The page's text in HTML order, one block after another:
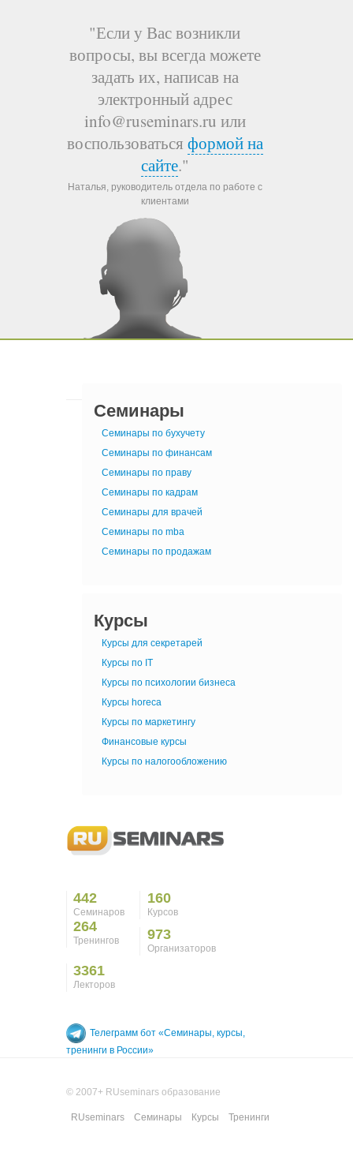
"Если у Вас возникли
вопросы, вы всегда можете
задать их, написав на
электронный адрес
info@ruseminars.ru или
воспользоваться формой на
сайте."
Наталья, руководитель отдела по работе с
клиентами
Семинары
Семинары по бухучету
Семинары по финансам
Семинары по праву
Семинары по кадрам
Семинары для врачей
Семинары по mba
Семинары по продажам
Курсы
Курсы для секретарей
Курсы по IT
Курсы по психологии бизнеса
Курсы horeca
Курсы по маркетингу
Финансовые курсы
Курсы по налогообложению
442
Семинаров
160
Курсов
264
Тренингов 973
Организаторов
3361
Лекторов
Телеграмм бот «Семинары, курсы,
тренинги в России»
© 2007+ RUseminars образование
RUseminars Семинары Курсы Тренинги